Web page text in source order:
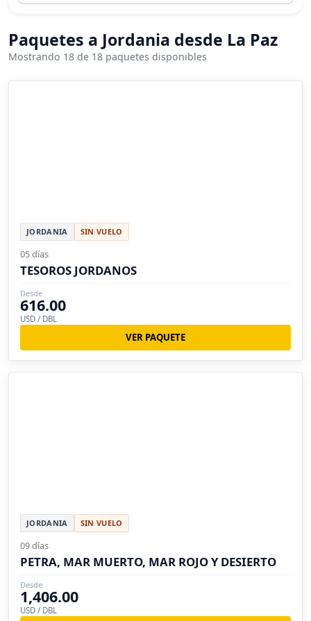
Paquetes a Jordania desde La Paz
Mostrando 18 de 18 paquetes disponibles
JORDANIA SIN VUELO
05 días
TESOROS JORDANOS
Desde
616.00
USD / DBL
VER PAQUETE
JORDANIA SIN VUELO
09 días
PETRA, MAR MUERTO, MAR ROJO Y DESIERTO
Desde
1,406.00
USD / DBL